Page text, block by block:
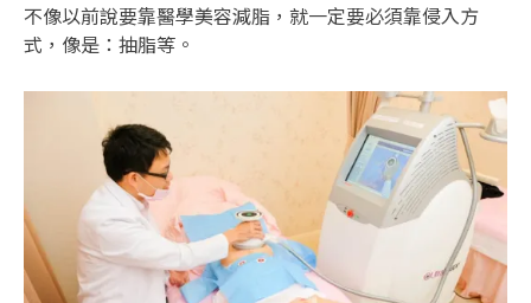
不像以前說要靠醫學美容減脂，就一定要必須靠侵入方
式，像是：抽脂等。